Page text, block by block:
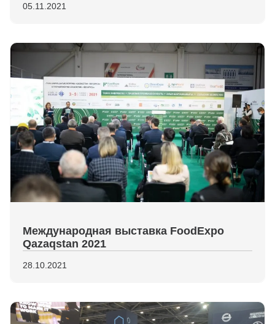
05.11.2021
Международная выставка FoodExpo
Qazaqstan 2021
28.10.2021